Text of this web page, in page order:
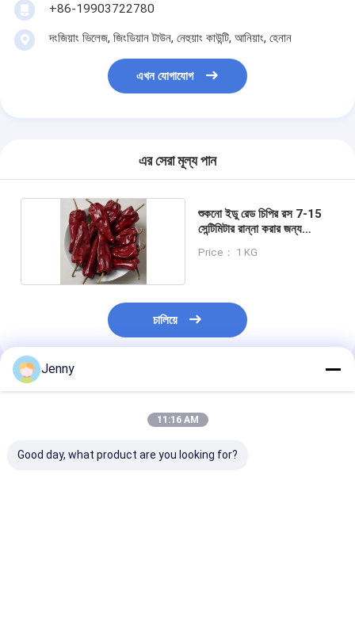
+86-19903722780
দংজিয়াং ভিলেজ, জিংডিয়ান টাউন, নেহুয়াং কাউন্টি, আনিয়াং, হেনান
এখন যোগাযোগ
এর সেরা মূল্য পান
শুকনো ইডু রেড চিপির রস 7-15
সেন্টিমিটার রান্না করার জন্য
Price： 1 KG
চালিয়ে
প্রস্তাবিত পণ্য
Jenny
11:16 AM
Good day, what product are you looking for?